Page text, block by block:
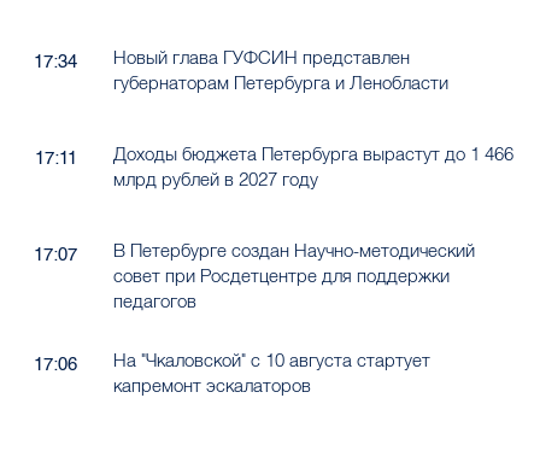
17:34
Новый глава ГУФСИН представлен
губернаторам Петербурга и Ленобласти
17:11
Доходы бюджета Петербурга вырастут до 1 466
млрд рублей в 2027 году
17:07
В Петербурге создан Научно-методический
совет при Росдетцентре для поддержки
педагогов
17:06
На "Чкаловской" с 10 августа стартует
капремонт эскалаторов